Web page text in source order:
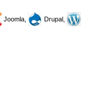
Joomla,
Drupal,